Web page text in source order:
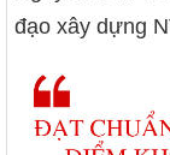
đạo xây dựng